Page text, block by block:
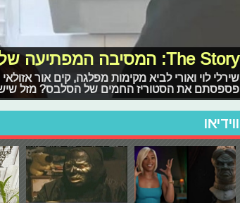
The Story: המסיבה המפתיעה של טליה ושחף
שירלי לוי ואורי לביא מקימות מפלגה, קים אור
פספסתם את הסטוריז החמים של הסלבס? מזל שיש
ווידיאו